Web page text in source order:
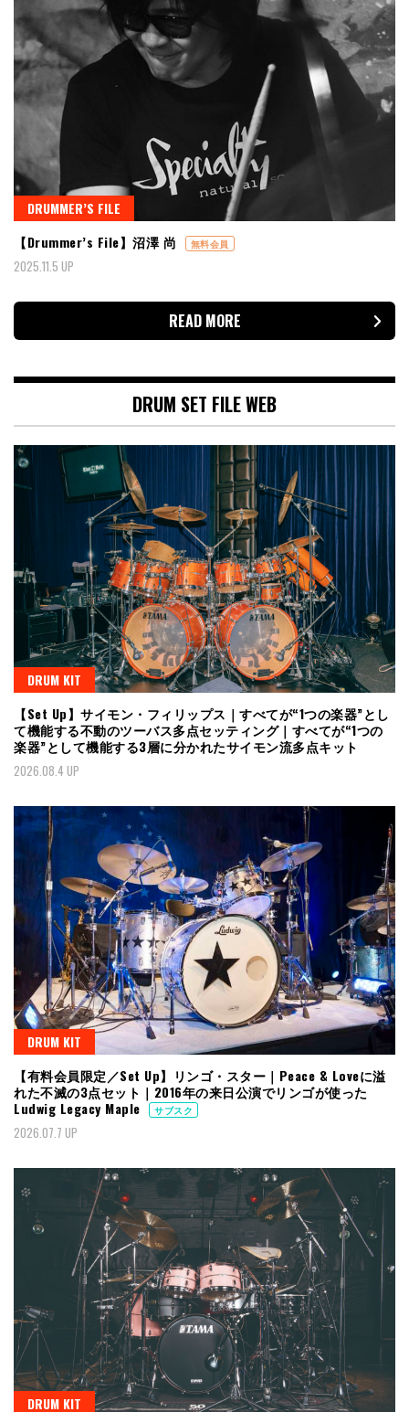
DRUMMER’S FILE
【Drummer’s File】沼澤 尚
無料会員
2025.11.5 UP
READ MORE
DRUM SET FILE WEB
DRUM KIT
【Set Up】サイモン・フィリップス｜すべてが“1つの楽器”とし
て機能する不動のツーバス多点セッティング｜すべてが“1つの
楽器”として機能する3層に分かれたサイモン流多点キット
2026.08.4 UP
DRUM KIT
【有料会員限定／Set Up】リンゴ・スター｜Peace & Loveに溢
れた不滅の3点セット｜2016年の来日公演でリンゴが使った
Ludwig Legacy Maple
サブスク
2026.07.7 UP
DRUM KIT